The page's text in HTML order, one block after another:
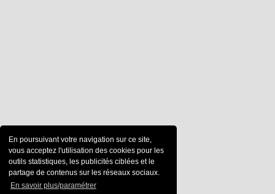
En poursuivant votre navigation sur ce site,
vous acceptez l'utilisation des cookies pour les
outils statistiques, les publicités ciblées et le
partage de contenus sur les réseaux sociaux.
En savoir plus/paramétrer